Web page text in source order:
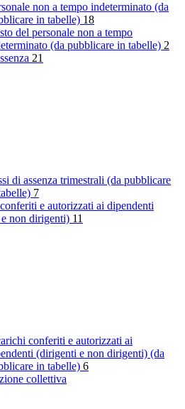
non a tempo indeterminato (da
in tabelle) 18
del personale non a tempo
(da pubblicare in tabelle) 2
21
di assenza trimestrali (da pubblicare
7
e autorizzati ai dipendenti
non dirigenti) 11
conferiti e autorizzati ai
(dirigenti e non dirigenti) (da
in tabelle) 6
collettiva